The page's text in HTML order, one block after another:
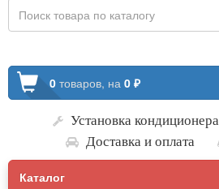
0 товаров, на 0 ₽
Установка кондиционера
Доставка и оплата
Каталог